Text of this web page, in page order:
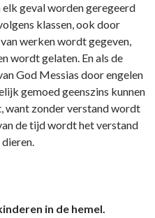
elk geval worden geregeerd
klassen, ook door
werken wordt gegeven,
wordt gelaten. En als de
God Messias door engelen
gemoed geenszins kunnen
want zonder verstand wordt
de tijd wordt het verstand
in de hemel.